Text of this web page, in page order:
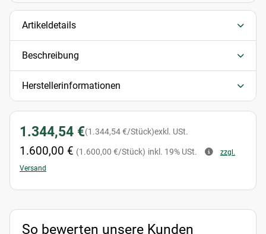
Artikeldetails
Beschreibung
Herstellerinformationen
1.344,54 €(1.344,54 €/Stück)exkl. USt.
1.600,00 € (1.600,00 €/Stück) inkl. 19% USt.
zzgl.
Versand
So bewerten unsere Kunden